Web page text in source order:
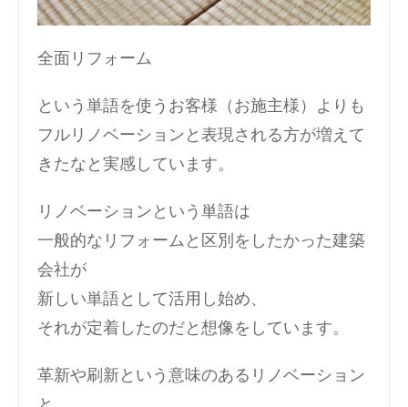
全面リフォーム
という単語を使うお客様（お施主様）よりも
フルリノベーションと表現される方が増えて
きたなと実感しています。
リノベーションという単語は
一般的なリフォームと区別をしたかった建築
会社が
新しい単語として活用し始め、
それが定着したのだと想像をしています。
革新や刷新という意味のあるリノベーション